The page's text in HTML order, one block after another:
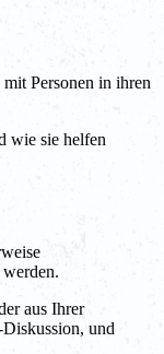
Personen in ihren
wie sie helfen
aus Ihrer
und